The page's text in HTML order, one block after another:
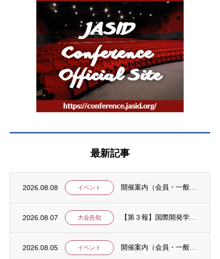
最新記事
2026.08.08 イベント
2026.08.07 大会告知
2026.08.05 イベント